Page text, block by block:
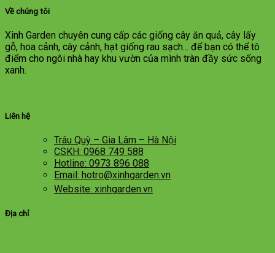
Về chúng tôi
Xinh Garden chuyên cung cấp các giống cây ăn quả, cây lấy
gỗ, hoa cảnh, cây cảnh, hạt giống rau sạch... để bạn có thể tô
điểm cho ngôi nhà hay khu vườn của mình tràn đầy sức sống
xanh.
Liên hệ
Trâu Quỳ – Gia Lâm – Hà Nội
CSKH: 0968 749 588
Hotline: 0973 896 088
Email: hotro@xinhgarden.vn
Website: xinhgarden.vn
Địa chỉ